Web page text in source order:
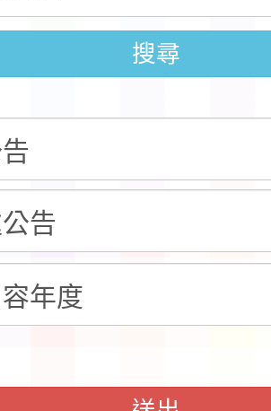
執行計畫」
學年度第1學
招考代課鐘點教
再辦理後續甄選)
桃園市115學年
要點」1份
115學年度學生
一案
市補助參觀特色
動實施計畫」
搜尋